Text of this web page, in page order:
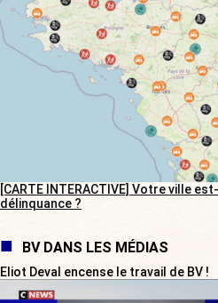
[CARTE INTERACTIVE] Votre ville
délinquance ?
BV DANS LES MÉDIAS
Eliot Deval encense le travail de BV !